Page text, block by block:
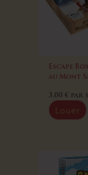
Escape
au Mont
3,00 € par
Louer